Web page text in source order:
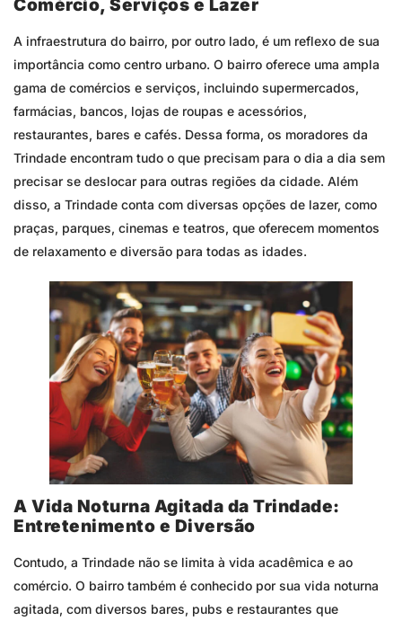
Comércio, Serviços e Lazer
A infraestrutura do bairro, por outro lado, é um reflexo de sua
importância como centro urbano. O bairro oferece uma ampla
gama de comércios e serviços, incluindo supermercados,
farmácias, bancos, lojas de roupas e acessórios,
restaurantes, bares e cafés. Dessa forma, os moradores da
Trindade encontram tudo o que precisam para o dia a dia sem
precisar se deslocar para outras regiões da cidade. Além
disso, a Trindade conta com diversas opções de lazer, como
praças, parques, cinemas e teatros, que oferecem momentos
de relaxamento e diversão para todas as idades.
A Vida Noturna Agitada da Trindade:
Entretenimento e Diversão
Contudo, a Trindade não se limita à vida acadêmica e ao
comércio. O bairro também é conhecido por sua vida noturna
agitada, com diversos bares, pubs e restaurantes que